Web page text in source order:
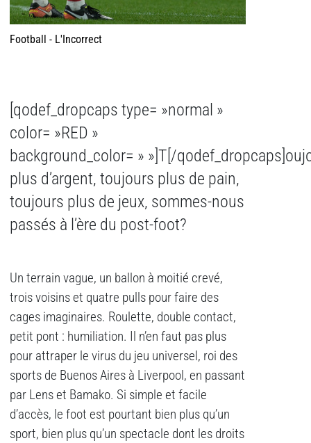
Football - L'Incorrect
[qodef_dropcaps type= »normal »
color= »RED »
background_color= » »]T[/
plus d’argent, toujours plus de pain,
toujours plus de jeux, sommes-nous
passés à l’ère du post-foot?
Un terrain vague, un ballon à moitié crevé,
trois voisins et quatre pulls pour faire des
cages imaginaires. Roulette, double contact,
petit pont : humiliation. Il n’en faut pas plus
pour attraper le virus du jeu universel, roi des
sports de Buenos Aires à Liverpool, en passant
par Lens et Bamako. Si simple et facile
d’accès, le foot est pourtant bien plus qu’un
sport, bien plus qu’un spectacle dont les droits